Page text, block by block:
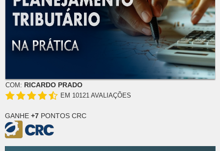
COM: RICARDO PRADO
EM 10121 AVALIAÇÕES
GANHE +7 PONTOS CRC